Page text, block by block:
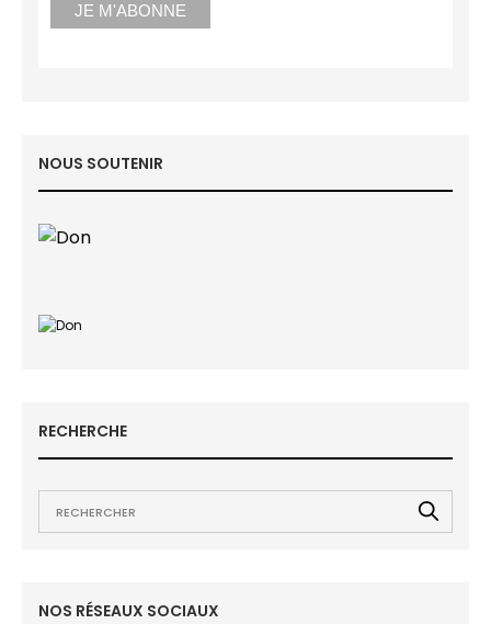
NOUS SOUTENIR
RECHERCHE
NOS RÉSEAUX SOCIAUX